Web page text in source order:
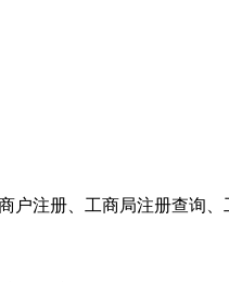
户注册、工商局注册查询